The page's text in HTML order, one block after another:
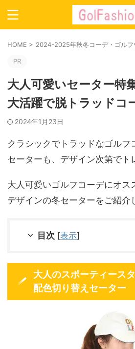
HOME > 2024-2025年秋冬コーデ・ゴルフ
PR
大人可愛いセーター特
大活躍で脱トラッドコ
2024年1月23日
クラシックでトラッドなゴルフ
セーターも、デザイン次第でト
大人可愛いゴルフコーデにオス
デザインの冬セーターをご紹介
目次 [表示]
大人のスポーティース
配色切り替えセーター